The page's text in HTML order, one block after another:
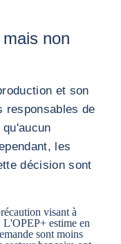
non
et son
responsables de
les
décision sont
visant à
estime en
sont moins